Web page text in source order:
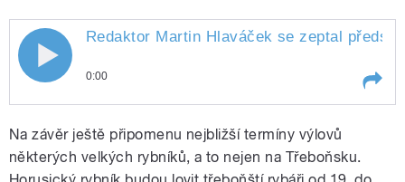
Redaktor Martin Hlaváček se zeptal
0:00
předsedy představenstva akciové
společnosti Rybářství Třeboň Josefa
Malechy, které z velkých rybníků letos
Na závěr ještě připomenu nejbližší termíny výlovů
některých velkých rybníků, a to nejen na Třeboňsku.